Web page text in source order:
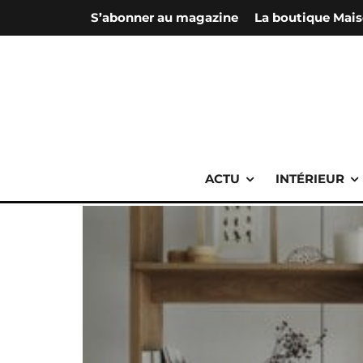
S’abonner au magazine La boutique
ACTU INTÉRIEUR